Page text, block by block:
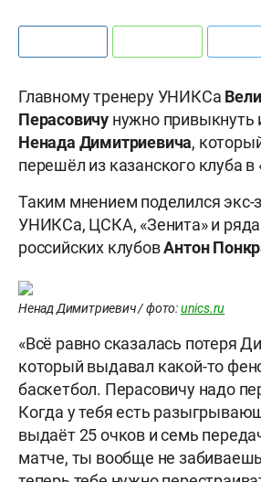
Главному тренеру УНИКСа
Перасовичу нужно привыкнуть
Ненада Димитриевича,
перешёл из казанского клуба
Таким мнением поделился экс-
УНИКСа, ЦСКА, «Зенита» и ряда
российских клубовАнтон
Ненад Димитриевич / фото:unics.ru
«Всё равно сказалась потеря
который выдавал какой-то
баскетбол. Перасовичу надо
Когда у тебя есть
выдаёт 25 очков и семь
матче, ты вообще не